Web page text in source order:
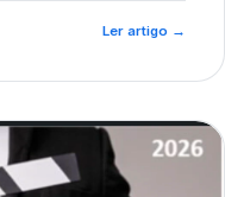
a órgãos como a
Ler artigo →